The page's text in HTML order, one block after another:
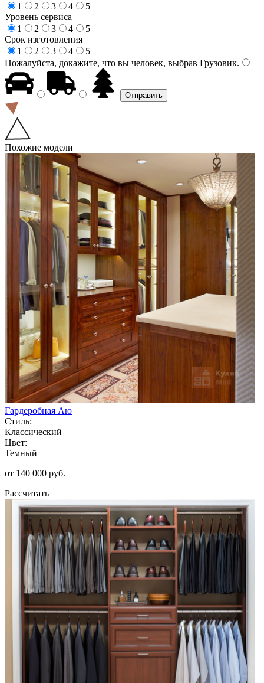
1
2 3 4
5
Уровень сервиса
1
2 3 4
5
Срок изготовления
1
2 3 4
5
Пожалуйста, докажите, что вы человек, выбрав Грузовик.
Похожие модели
Гардеробная Аю
Стиль:
Классический
Цвет:
Темный
от 140 000 руб.
Рассчитать